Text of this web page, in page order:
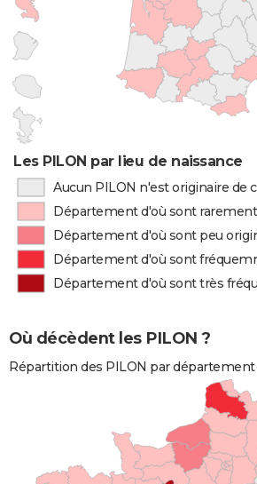
Les PILON par lieu de naissance
Aucun PILON n'est originaire de
Département d'où sont
Département d'où sont peu
Département d'où sont
Département d'où sont très
Où décèdent les PILON ?
Répartition des PILON par département